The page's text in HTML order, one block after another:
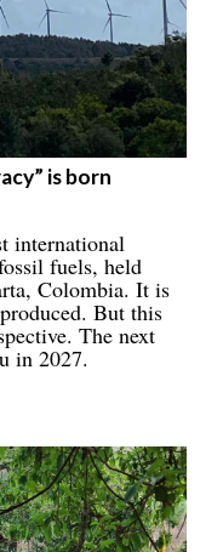
is born
international
fuels, held
Colombia. It is
But this
The next
in 2027.